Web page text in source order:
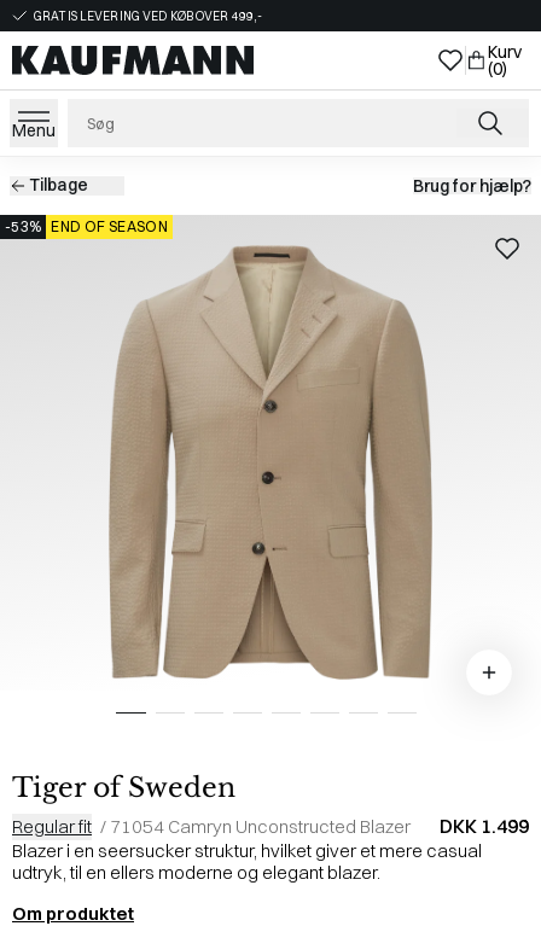
GRATIS LEVERING VED KØB OVER 499,-
Kurv
(0)
Menu
Tilbage Brug for hjælp?
-53% END OF SEASON
Tiger of Sweden
Regular fit / 71054 Camryn Unconstructed Blazer DKK 1.499
Blazer i en seersucker struktur, hvilket giver et mere casual
udtryk, til en ellers moderne og elegant blazer.
Om produktet